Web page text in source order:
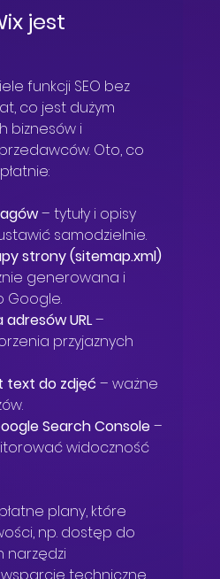
jest
funkcji SEO bez
co jest dużym
biznesów i
Oto, co
– tytuły i opisy
samodzielnie.
strony (sitemap.xml)
generowana i
Google.
URL –
przyjaznych
text do zdjęć – ważne
Search Console –
widoczność
plany, które
np. dostęp do
narzędzi